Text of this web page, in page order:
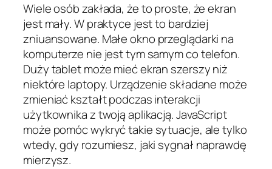
Wiele osób zakłada, że to proste, że ekran
jest mały. W praktyce jest to bardziej
zniuansowane. Małe okno przeglądarki na
komputerze nie jest tym samym co telefon.
Duży tablet może mieć ekran szerszy niż
niektóre laptopy. Urządzenie składane może
zmieniać kształt podczas interakcji
użytkownika z twoją aplikacją. JavaScript
może pomóc wykryć takie sytuacje, ale tylko
wtedy, gdy rozumiesz, jaki sygnał naprawdę
mierzysz.